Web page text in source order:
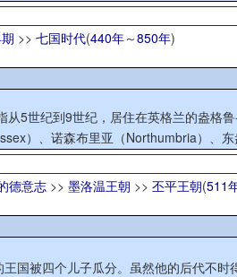
>> 七国时代(440年～850年)
从5世纪到9世纪，居住在英格兰的盎格
）、诺森布里亚（Northumbria）、
德意志 >> 墨洛温王朝 >> 丕平王朝(511
国被四个儿子瓜分。虽然他的后代不